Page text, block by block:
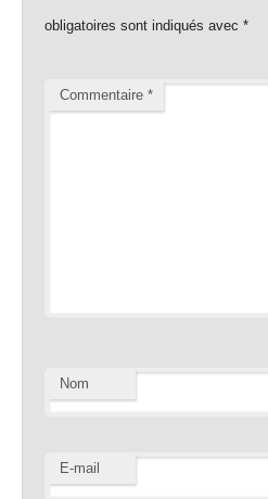
obligatoires sont indiqués avec *
Commentaire *
Nom
E-mail